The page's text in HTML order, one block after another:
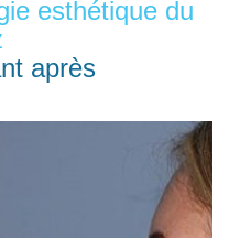
esthétique du
après